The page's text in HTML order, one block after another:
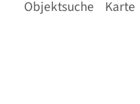
Objektsuche Karte